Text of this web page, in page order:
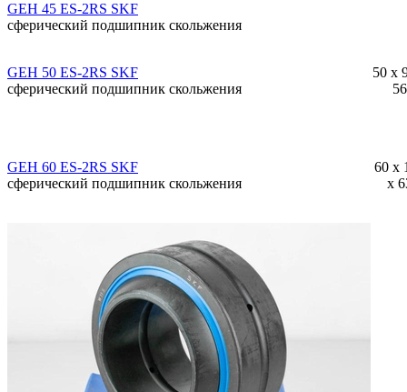
GEH 45 ES-2RS SKF
сферический подшипник скольжения
GEH 50 ES-2RS SKF
сферический подшипник скольжения
50 x
56
GEH 60 ES-2RS SKF
сферический подшипник скольжения
60 x
x